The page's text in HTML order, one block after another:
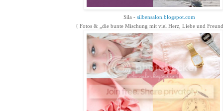
Sila - silbensalon.blogspot.com
{ Fotos & „die bunte Mischung mit viel Herz, Liebe und